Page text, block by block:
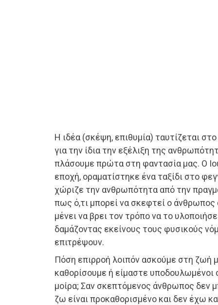
Η ιδέα (σκέψη, επιθυμία) ταυτίζεται
για την ίδια την εξέλιξη της
πλάσουμε πρώτα στη φαντασία μας. Ο
εποχή, οραματίστηκε ένα ταξίδι στο
χώριζε την ανθρωπότητα από την
πως ό,τι μπορεί να σκεφτεί ο
μένει να βρει τον τρόπο να το
δαμάζοντας εκείνους τους φυσικούς
επιτρέψουν.
Πόση επιρροή λοιπόν ασκούμε στη ζωή
καθορίσουμε ή είμαστε υποδουλωμένοι
μοίρα; Σαν σκεπτόμενος άνθρωπος δεν
ζω είναι προκαθορισμένο και δεν έχω